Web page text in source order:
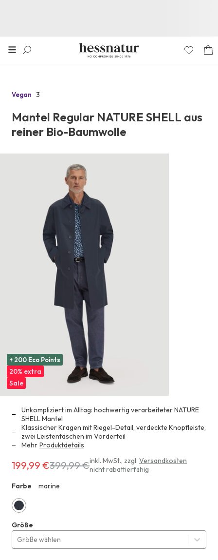
+ 200 Eco Points
20% extra
Sale
Zu
Reviews
3
Vegan
Mantel Regular NATURE SHELL aus
reiner Bio-Baumwolle
Unkompliziert im Alltag: hochwertig verarbeiteter NATURE
SHELL Mantel
Klassischer Kragen mit Riegel-Detail, verdeckte Knopfleiste,
zwei Leistentaschen im Vorderteil
Mehr Produktdetails
Erhältlich
für
anstatt
399,99 €
199,99 €399,99 €inkl. MwSt., zzgl. Versandkosten
nicht rabattierfähig
Farbe
marine
Größe
Größe wählen